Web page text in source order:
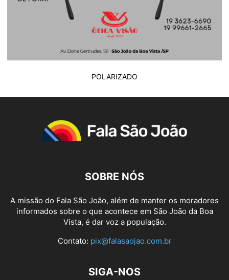
POLARIZADO
SOBRE NÓS
A missão do Fala São João, além de manter os moradores
informados sobre o que acontece em São João da Boa
Vista, é dar voz a população.
Contato: pix@falasaojao.com.br
SIGA-NOS